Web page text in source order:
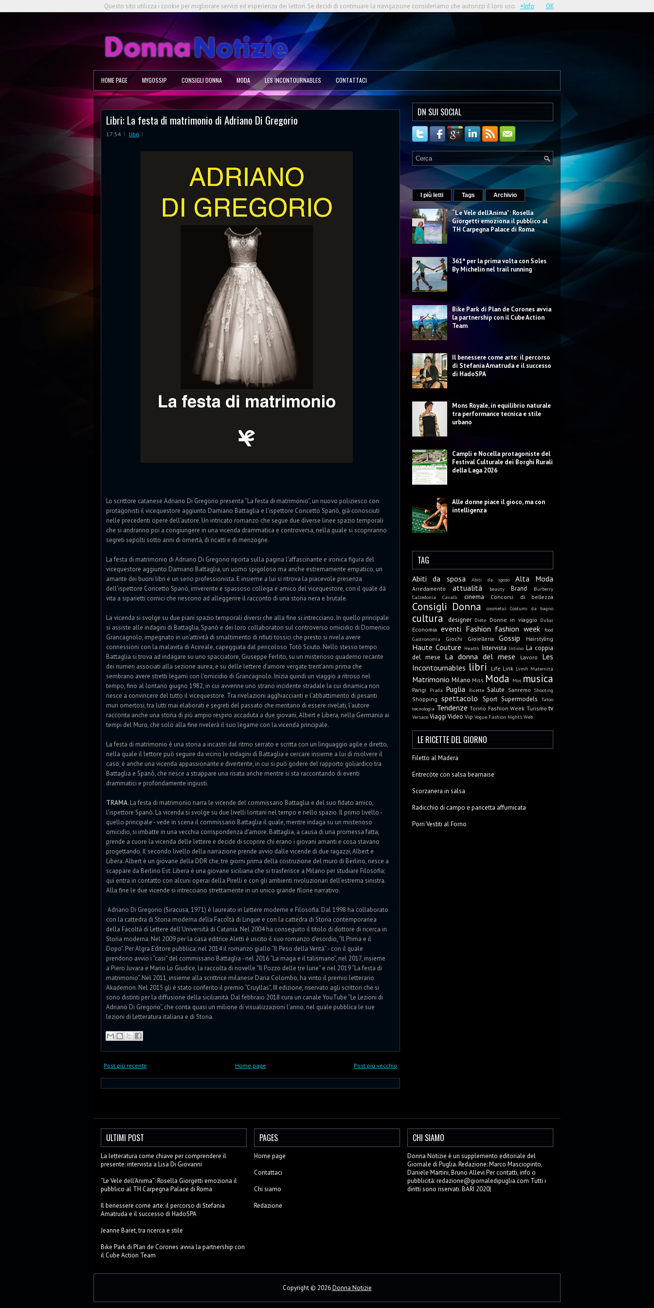
HOME PAGE MYGOSSIP CONSIGLI DONNA MODA LES INCONTOURNABLES CONTATTACI
Libri: La festa di matrimonio di Adriano Di Gregorio
17:54 libri
Lo scrittore catanese Adriano Di Gregorio presenta “La festa di matrimonio”, un nuovo poliziesco con
protagonisti il vicequestore aggiunto Damiano Battaglia e l’ispettore Concetto Spanò, già conosciuti
nelle precedenti opere dell’autore. Un intricato romanzo che segue due diverse linee spazio temporali
che si andranno poi a congiungere in una vicenda drammatica e controversa, nella quale si scopriranno
segreti sepolti sotto anni di omertà, di ricatti e di menzogne.
La festa di matrimonio di Adriano Di Gregorio riporta sulla pagina l’affascinante e ironica figura del
vicequestore aggiunto Damiano Battaglia, un uomo spigoloso ma anche estremamente empatico, un
amante dei buoni libri e un serio professionista. E insieme a lui si ritrova la piacevole presenza
dell’ispettore Concetto Spanò, irriverente e spassoso collega e amico del vicequestore, con il quale dà
vita a siparietti comici che riescono ad alleggerire il racconto di una storia nera e brutale.
La vicenda si svolge su due piani spazio temporali diversi che alla fine si intrecciano. In quello principale
si assiste alle indagini di Battaglia, Spanò e dei loro collaboratori sul controverso omicidio di Domenico
Grancagnolo, impegnato in un’attività di smaltimento di rifiuti tossici che presto si rivela avere
connessioni con la malavita di Acireale, capeggiata dal pericoloso Totò Sciuto. Nello stesso tempo
Battaglia si trova ad indagare su uno spacciatore, Giuseppe Ferlito, su un misterioso quaderno recante
dei numeri associati alla sezione aurea, e su delle lettere d’amore vergate trent’anni prima che
sembrano avere stretti legami con l’omicidio di Grancagnolo. Inizia quindi un viaggio a ritroso nel
tempo, fino al lontano giugno 1982, in cui avvenne uno strano incidente stradale la cui dinamica non
riesce a convincere del tutto il vicequestore. Tra rivelazioni agghiaccianti e l’abbattimento di pesanti
muri omertosi, tra lutti mai elaborati e segreti del passato che meritano di essere rivelati, l’autore
racconta anche una storia di più ampio respiro accaduta a due giovani, Albert e Libera, nella Germania ai
tempi del Muro, che solo alla fine rivelerà il suo legame con la vicenda principale.
La festa di matrimonio è una storia a incastri dal ritmo serrato e scritta con un linguaggio agile e diretto,
nella quale il lettore può seguire da vicino le indagini di Battaglia e cercare insieme a lui di risolvere il
caso; è anche una vicenda appassionante e divertente, in cui si può godere del rapporto goliardico tra
Battaglia e Spanò, che riesce a strappare una risata anche mentre si sta raccontando di eventi
drammatici e profondamente ingiusti.
TRAMA.La festa di matrimonio narra le vicende del commissario Battaglia e del suo fidato amico,
l'ispettore Spanò. La vicenda si svolge su due livelli lontani nel tempo e nello spazio. Il primo livello -
quello principale - vede in scena il commissario Battaglia il quale, mentre indaga su un misterioso
omicidio, si imbatte in una vecchia corrispondenza d'amore. Battaglia, a causa di una promessa fatta,
prende a cuore la vicenda delle lettere e decide di scoprire chi erano i giovani amanti e cosa stavano
progettando. Il secondo livello della narrazione prende avvio dalle vicende di due ragazzi, Albert e
Libera. Albert è un giovane della DDR che, tre giorni prima della costruzione del muro di Berlino, riesce a
scappare da Berlino Est. Libera è una giovane siciliana che si trasferisce a Milano per studiare Filosofia;
qui entra in contatto con alcuni operai della Pirelli e con gli ambienti rivoluzionari dell'estrema sinistra.
Alla fine le due vicende si intrecciano strettamente in un unico grande filone narrativo.
Adriano Di Gregorio (Siracusa, 1971) è laureato in Lettere moderne e Filosofia. Dal 1998 ha collaborato
con la cattedra di Storia moderna della Facoltà di Lingue e con la cattedra di Storia contemporanea
della Facoltà di Lettere dell'Università di Catania. Nel 2004 ha conseguito il titolo di dottore di ricerca in
Storia moderna. Nel 2009 per la casa editrice Aletti è uscito il suo romanzo d'esordio, “Il Prima e il
Dopo”. Per Algra Editore pubblica: nel 2014 il romanzo giallo “Il Peso della Verità” - con il quale
prendono avvio i “casi” del commissario Battaglia - nel 2016 “La maga e il talismano”, nel 2017, insieme
a Piero Juvara e Mario Lo Giudice, la raccolta di novelle “Il Pozzo delle tre lune” e nel 2019 “La festa di
matrimonio”. Nel 2011, insieme alla scrittrice milanese Daria Colombo, ha vinto il premio letterario
Akademon. Nel 2015 gli è stato conferito il premio “Cruyllas”, III edizione, riservato agli scrittori che si
sono distinti per la diffusione della sicilianità. Dal febbraio 2018 cura un canale YouTube “Le Lezioni di
Adriano Di Gregorio”, che conta quasi un milione di visualizzazioni l’anno, nel quale pubblica le sue
lezioni di Letteratura italiana e di Storia.
Post più recente Post più vecchio
Home page
DN SUI SOCIAL
I più letti Tags Archivio
“Le Vele dell’Anima”: Rosella
Giorgetti emoziona il pubblico al
TH Carpegna Palace di Roma
361° per la prima volta con Soles
By Michelin nel trail running
Bike Park di Plan de Corones avvia
la partnership con il Cube Action
Team
Il benessere come arte: il percorso
di Stefania Amatruda e il successo
di HadoSPA
Mons Royale, in equilibrio naturale
tra performance tecnica e stile
urbano
Campli e Nocella protagoniste del
Festival Culturale dei Borghi Rurali
della Laga 2026
Alle donne piace il gioco, ma con
intelligenza
TAG
Abiti da sposa Abiti da sposo Alta Moda
Arredamento attualità beauty Brand
Burberry
Calzedonia
Cavalli cinema Concorsi di bellezza
Consigli Donna cosmetici Costumi da bagno
cultura designer Diete Donne in viaggio Dubai
Economia eventi Fashion fashion week
food
Gastronomia
Giochi Gioielleria Gossip Hairstyling
Haute Couture Health Intervista Intimo La coppia
del mese
La donna del mese Lavoro
Les
Incontournables libri Life Link Lvmh Maternità
Matrimonio Milano Miss Moda Mos musica
Parigi Prada Puglia Ricette Salute Sanremo Shooting
Shopping spettacolo Sport Supermodels
Tatoo
tecnologia Tendenze Torino Fashion Week Turismo tv
Versace Viaggi Video Vip Vogue Fashion Night's Web
LE RICETTE DEL GIORNO
Filetto al Madera
Entrecòte con salsa bearnaise
Scorzanera in salsa
Radicchio di campo e pancetta affumicata
Porri Vestiti al Forno
ULTIMI POST
La letteratura come chiave per comprendere il
presente: intervista a Lisa Di Giovanni
“Le Vele dell’Anima”: Rosella Giorgetti emoziona il
pubblico al TH Carpegna Palace di Roma
Il benessere come arte: il percorso di Stefania
Amatruda e il successo di HadoSPA
Jeanne Baret, tra ricerca e stile
Bike Park di Plan de Corones avvia la partnership con
il Cube Action Team
PAGES
Home page
Contattaci
Chi siamo
Redazione
CHI SIAMO
Donna Notizie è un supplemento editoriale del
Giornale di Puglia. Redazione: Marco Masciopinto,
Daniele Martini, Bruno Allevi Per contatti, info o
pubblicità: redazione@giornaledipuglia.com Tutti i
diritti sono riservati. BARI 2020|
Copyright © 2026Donna Notizie
Questo sito utilizza i cookie per migliorare servizi ed esperienza dei lettori. Se decidi di continuare la navigazione consideriamo che autorizzi il loro uso. +Info OK